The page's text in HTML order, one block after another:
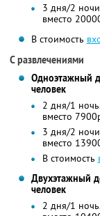
3 дня/2
вместо
В стоимость
С развлечениями
Одноэтажный
человек
2 дня/1
вместо
3 дня/2
вместо
В стоимость
Двухэтажный
человек
2 дня/1